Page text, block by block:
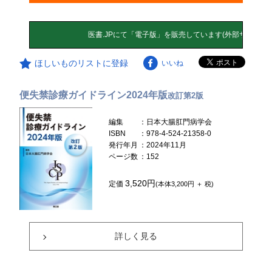
ほしいものリストに登録 いいね
便失禁診療ガイドライン2024年版改訂第2版
編集
：日本大腸肛門病学会
ISBN
：978-4-524-21358-0
発行年月
：2024年11月
ページ数 ：152
定価3,520円(本体3,200円 ＋ 税)
詳しく見る